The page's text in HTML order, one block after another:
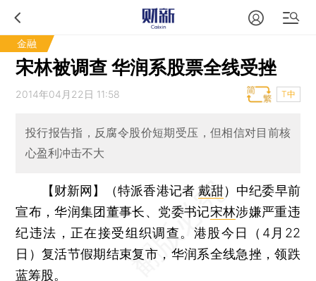
金融
宋林被调查 华润系股票全线受挫
2014年04月22日 11:58 T中
投行报告指，反腐令股价短期受压，但相信对目前核
心盈利冲击不大
【财新网】（特派香港记者 戴甜） 中纪委早前
宣布，华润集团董事长、党委书记宋林涉嫌严重违
纪违法，正在接受组织调查。港股今日（4月22
日）复活节假期结束复市，华润系全线急挫，领跌
蓝筹股。